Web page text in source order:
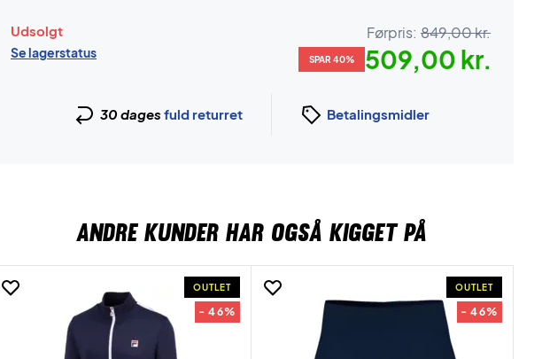
Udsolgt
Se lagerstatus
Førpris: 849,00 kr.
SPAR 40% 509,00 kr.
30 dages fuld returret Betalingsmidler
ANDRE KUNDER HAR OGSÅ KIGGET PÅ
OUTLET
- 46%
OUTLET
- 46%